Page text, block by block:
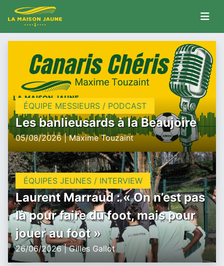
ÉQUIPE MESSIEURS / PODCAST
Les banlieusards à la Beaujoire
05/08/2026 | Maxime Touzaint
ÉQUIPES JEUNES / INTERVIEW
Laurent Marraud : « On n’est pas
là pour faire du foot, mais pour
jouer au foot »
26/06/2026 | Gilles Gallot